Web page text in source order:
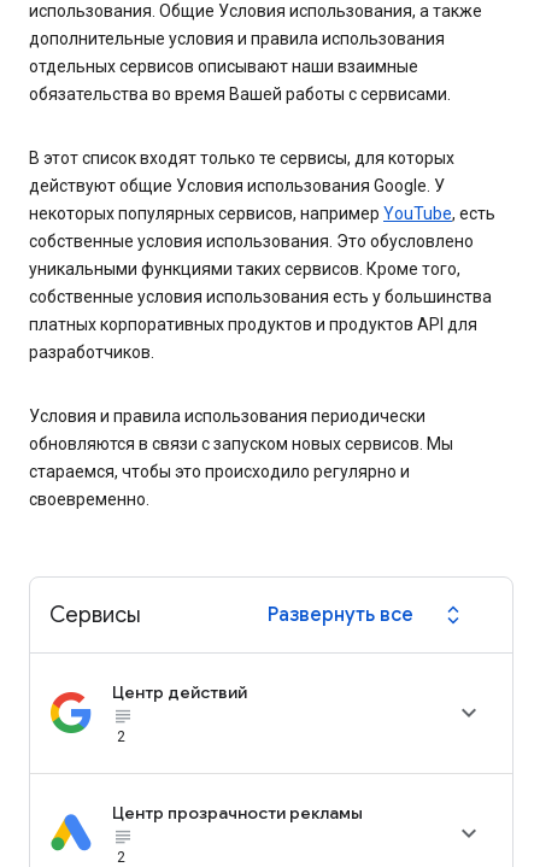
использования. Общие Условия использования, а также
дополнительные условия и правила использования
отдельных сервисов описывают наши взаимные
обязательства во время Вашей работы с сервисами.
В этот список входят только те сервисы, для которых
действуют общие Условия использования Google. У
некоторых популярных сервисов, например YouTube, есть
собственные условия использования. Это обусловлено
уникальными функциями таких сервисов. Кроме того,
собственные условия использования есть у большинства
платных корпоративных продуктов и продуктов API для
разработчиков.
Условия и правила использования периодически
обновляются в связи с запуском новых сервисов. Мы
стараемся, чтобы это происходило регулярно и
своевременно.
Сервисы Развернуть все expand_all
Центр действий
subject_black
2

Центр прозрачности рекламы
subject_black
2
